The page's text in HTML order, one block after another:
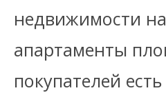
недвижимости
апартаменты
покупателей